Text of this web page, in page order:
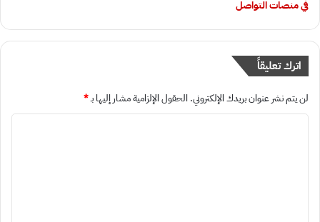
في منصات التواصل
اترك تعليقاً
لن يتم نشر عنوان بريدك الإلكتروني. الحقول الإلزامية مشار إليها بـ*